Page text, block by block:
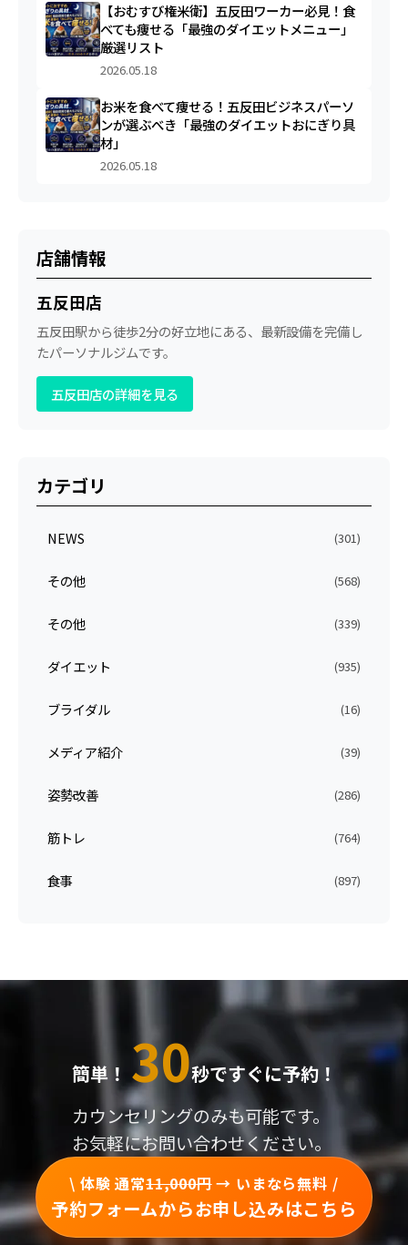
【おむすび権米衛】五反田ワーカー必見！食
べても痩せる「最強のダイエットメニュー」
厳選リスト
2026.05.18
お米を食べて痩せる！五反田ビジネスパーソ
ンが選ぶべき「最強のダイエットおにぎり具
材」
2026.05.18
店舗情報
五反田店
五反田駅から徒歩2分の好立地にある、最新設備を完備し
たパーソナルジムです。
五反田店の詳細を見る
カテゴリ
NEWS (301)
その他 (568)
その他 (339)
ダイエット (935)
ブライダル (16)
メディア紹介 (39)
姿勢改善 (286)
筋トレ (764)
食事 (897)
簡単！ 30秒ですぐに予約！
カウンセリングのみも可能です。
お気軽にお問い合わせください。
\ 体験 通常11,000円→ いまなら無料 /
予約フォームからお申し込みはこちら